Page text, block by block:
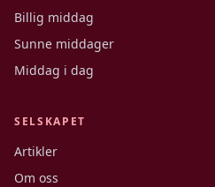
Billig middag
Sunne middager
Middag i dag
SELSKAPET
Artikler
Om oss